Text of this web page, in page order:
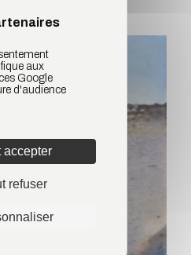
aux
Google
d'audience
accepter
refuser